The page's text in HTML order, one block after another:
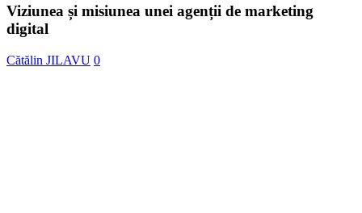
unei
digital
Viziunea și misiunea unei agenții de marketing
digital
Cătălin JILAVU 0